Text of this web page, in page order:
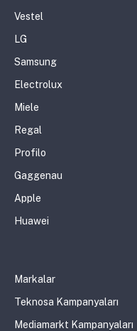
Vestel
LG
Samsung
Electrolux
Miele
Regal
Profilo
Gaggenau
Apple
Huawei
Markalar
Teknosa Kampanyaları
Mediamarkt Kampanyaları